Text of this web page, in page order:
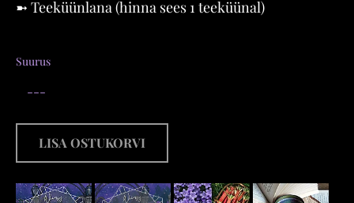
➼ Teeküünlana (hinna sees 1 teeküünal)
Suurus
LISA OSTUKORVI